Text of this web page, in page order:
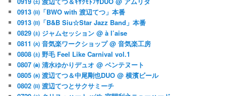
0913 ㈰「BWO with 渡辺てつ」本番
0913 ㈰「B&B Siu☆Star Jazz Band」本番
0829 ㈯ ジャムセッション @ à l’aise
0811 ㈫ 音気楽ワークショップ @ 音気楽工房
0808 ㈯ 野毛 Feel Like Carnival vol.1
0807 ㈮ 清水ゆかりデュオ @ ベンテヌート
0805 ㈬ 渡辺てつ＆中尾剛也DUO @ 横濱ビール
0802 ㈰ 渡辺てつとサクサミーチ